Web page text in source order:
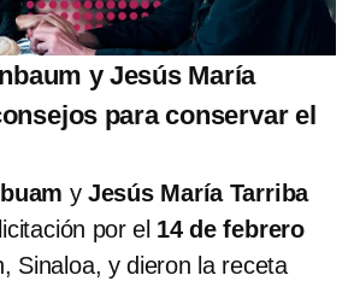
y Jesús María
para conservar el
y Jesús María Tarriba
por el 14 de febrero
Sinaloa, y dieron la receta